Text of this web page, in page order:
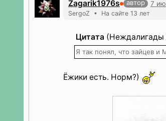
Zagarik1976s автор 7
SergoZ • На сайте 13 лет
Цитата (Неждалигады
Я так понял, что зайцев и
Ёжики есть. Норм?)